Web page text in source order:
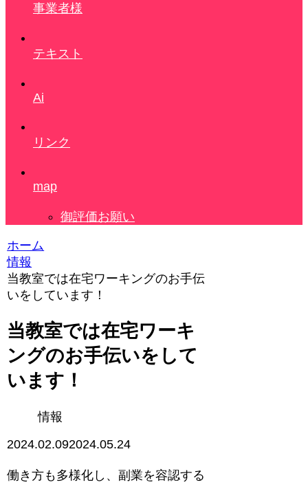
事業者様
テキスト
Ai
リンク
map
御評価お願い
ホーム
情報
当教室では在宅ワーキングのお手伝
いをしています！
当教室では在宅ワーキ
ングのお手伝いをして
います！
情報
2024.02.092024.05.24
働き方も多様化し、副業を容認する